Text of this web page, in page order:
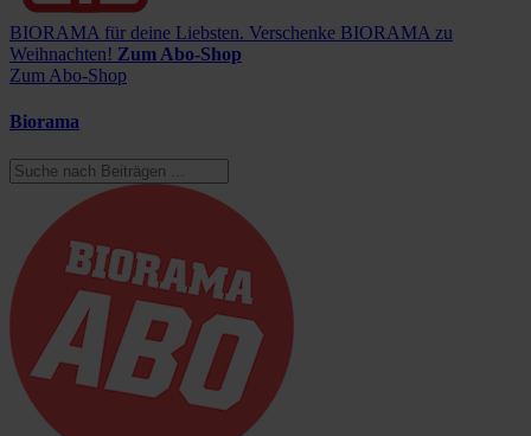
BIORAMA für deine Liebsten. Verschenke BIORAMA zu
Weihnachten! Zum Abo-Shop
Zum Abo-Shop
Biorama